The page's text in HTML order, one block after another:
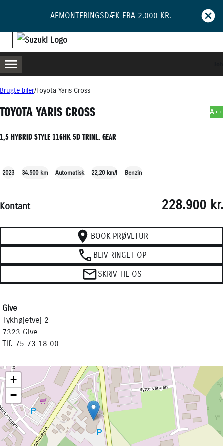
AFMONTERINGSDÆK FRA 2.000 KR.
MENU
Brugte biler Toyota Yaris Cross
TOYOTA YARIS CROSS
1,5 HYBRID STYLE 116HK 5D TRINL. GEAR
A++
2023 34.500 km Automatisk 22,20 km/l Benzin
Kontant 228.900 kr.
BOOK PRØVETUR
BLIV RINGET OP
SKRIV TIL OS
Give
Tykhøjetvej 2
7323 Give
Tlf. 75 73 18 00